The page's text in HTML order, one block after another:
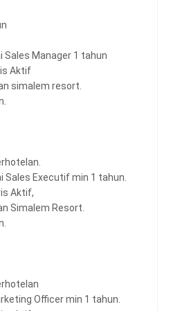
Sales Manager 1 tahun
Aktif
simalem resort.
Sales Executif min 1 tahun.
Aktif,
Simalem Resort.
Officer min 1 tahun.